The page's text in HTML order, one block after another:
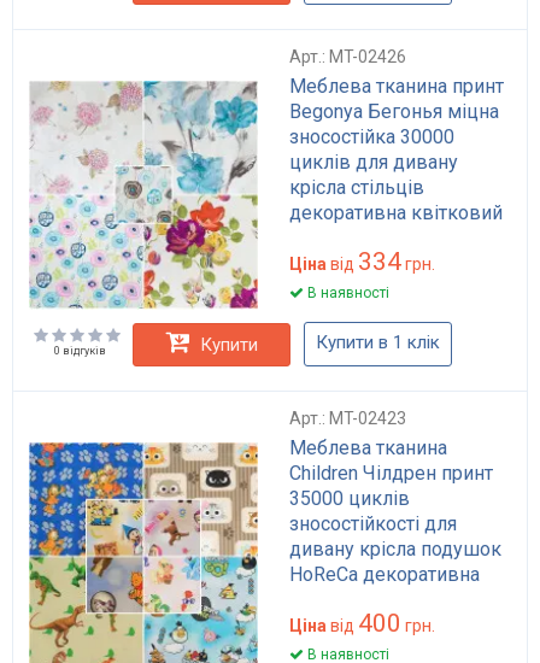
Арт.: MT-02426
Меблева тканина принт
Begonya Бегонья міцна
зносостійка 30000
циклів для дивану
крісла стільців
декоративна квітковий
рожевий
Ціна від 334грн.
В наявності
0 відгуків Купити Купити в 1 клік
Арт.: MT-02423
Меблева тканина
Children Чілдрен принт
35000 циклів
зносостійкості для
дивану крісла подушок
HoReCa декоративна
для оббивки
Ціна від 400 грн.
В наявності